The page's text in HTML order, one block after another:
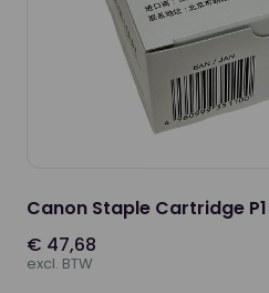
Canon Staple Cartridge
€ 47,68
excl. BTW